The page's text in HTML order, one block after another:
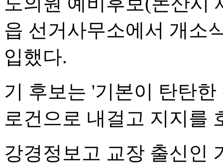
읍 선거사무소에서 개소
입했다.
기 후보는 '기본이 탄탄
로건으로 내걸고 지지를
강경정보고 교장 출신인